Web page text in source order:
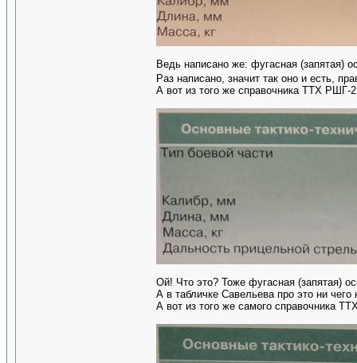
Ведь написано же: фугасная (запятая)
Раз написано, значит так оно и есть,
А вот из того же справочника ТТХ РШГ-2
Ой! Что это? Тоже фугасная (запятая)
А в табличке Савельева про это ни чего
А вот из того же самого справочника